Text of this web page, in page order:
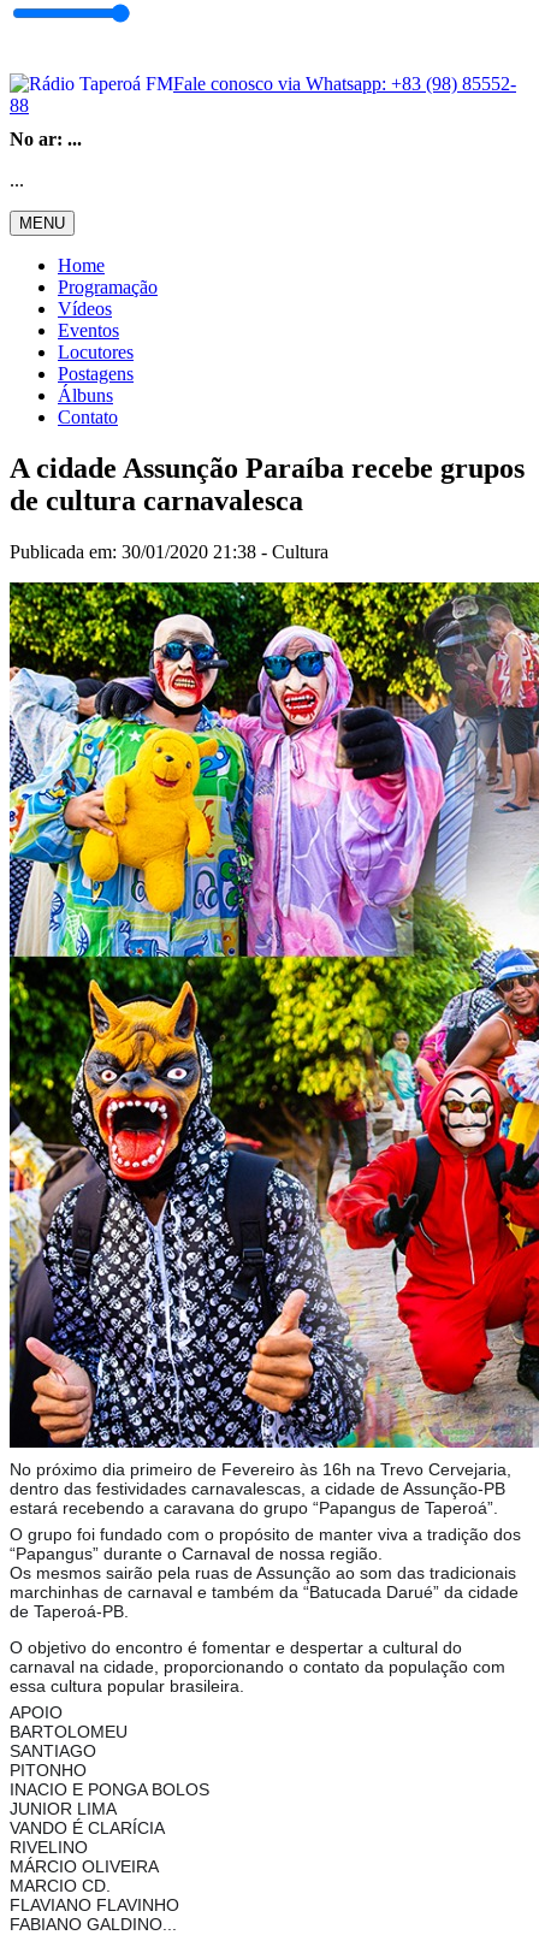
Fale conosco via Whatsapp: +83 (98) 85552-
88
No ar: ...
...
MENU
Home
Programação
Vídeos
Eventos
Locutores
Postagens
Álbuns
Contato
A cidade Assunção Paraíba recebe grupos
de cultura carnavalesca
Publicada em: 30/01/2020 21:38 - Cultura
No próximo dia primeiro de Fevereiro às 16h na Trevo Cervejaria,
dentro das festividades carnavalescas, a cidade de Assunção-PB
estará recebendo a caravana do grupo “Papangus de Taperoá”.
O grupo foi fundado com o propósito de manter viva a tradição dos
“Papangus” durante o Carnaval de nossa região.
Os mesmos sairão pela ruas de Assunção ao som das tradicionais
marchinhas de carnaval e também da “Batucada Darué” da cidade
de Taperoá-PB.
O objetivo do encontro é fomentar e despertar a cultural do
carnaval na cidade, proporcionando o contato da população com
essa cultura popular brasileira.
APOIO
BARTOLOMEU
SANTIAGO
PITONHO
INACIO E PONGA BOLOS
JUNIOR LIMA
VANDO É CLARÍCIA
RIVELINO
MÁRCIO OLIVEIRA
MARCIO CD.
FLAVIANO FLAVINHO
FABIANO GALDINO...